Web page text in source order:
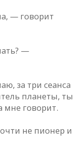
— говорит
—
за три сеанса
планеты, ты
мне говорит.
не пионер и